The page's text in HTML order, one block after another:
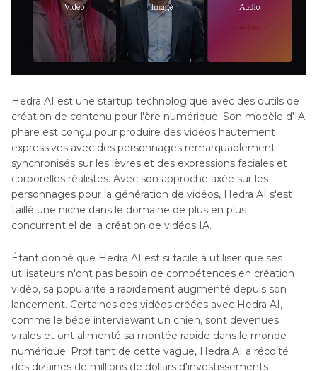
FAQs sur Hedra AI
Hedra AI est une startup technologique avec des outils de
création de contenu pour l'ère numérique. Son modèle d'IA
phare est conçu pour produire des vidéos hautement
expressives avec des personnages remarquablement
synchronisés sur les lèvres et des expressions faciales et
corporelles réalistes. Avec son approche axée sur les
personnages pour la génération de vidéos, Hedra AI s'est
taillé une niche dans le domaine de plus en plus
concurrentiel de la création de vidéos IA.
Étant donné que Hedra AI est si facile à utiliser que ses
utilisateurs n'ont pas besoin de compétences en création
vidéo, sa popularité a rapidement augmenté depuis son
lancement. Certaines des vidéos créées avec Hedra AI,
comme le bébé interviewant un chien, sont devenues
virales et ont alimenté sa montée rapide dans le monde
numérique. Profitant de cette vague, Hedra AI a récolté
des dizaines de millions de dollars d'investissements